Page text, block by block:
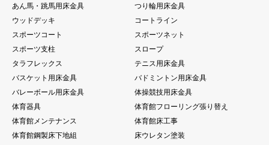
あん馬・跳馬用床金具
つり輪用床金具
ウッドデッキ
コートライン
スポーツコート
スポーツネット
スポーツ支柱
スロープ
タラフレックス
テニス用床金具
バスケット用床金具
バドミントン用床金具
バレーボール用床金具
体操競技用床金具
体育器具
体育館フローリング張り替え
体育館メンテナンス
体育館床工事
体育館鋼製床下地組
床ウレタン塗装